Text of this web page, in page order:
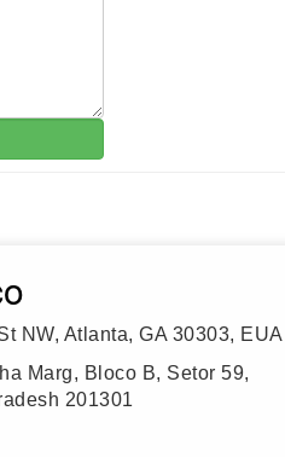
NW, Atlanta, GA 30303, EUA
Marg, Bloco B, Setor 59,
201301